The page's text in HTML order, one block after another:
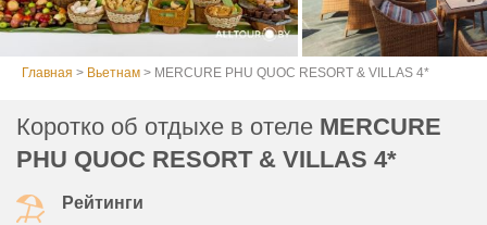
Главная > Вьетнам > MERCURE PHU QUOC RESORT & VILLAS 4*
Коротко об отдыхе в отеле MERCURE
PHU QUOC RESORT & VILLAS 4*
Рейтинги